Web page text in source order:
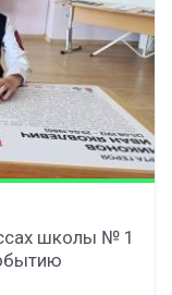
школы № 1